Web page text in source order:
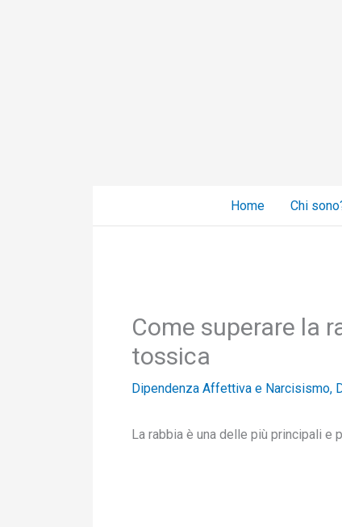
Home Chi
Come superare la
tossica
Dipendenza Affettiva e Narcisismo,
La rabbia è una delle più principali